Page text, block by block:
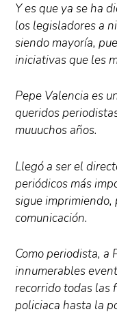
Y es que ya se ha
los legisladores a
siendo mayoría,
iniciativas que les
Pepe Valencia es
queridos
muuuchos años.
Llegó a ser el
periódicos más
sigue imprimiendo,
comunicación.
Como periodista, a
innumerables
recorrido todas las
policiaca hasta la